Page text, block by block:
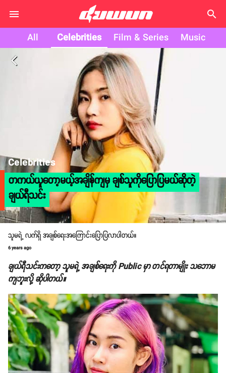
search
All Celebrities Film & Series Music
arrow_back_ios
Celebrities
တကယ်ယူတော့မယ့်အချိန်ကျမှ ချစ်သူကိုပြောပြမယ်ဆိုတဲ့
ချယ်ရီသင်း
သူမရဲ့ လက်ရှိ အချစ်ရေးအကြောင်းပြောပြလာပါတယ်။
6 years ago
ချယ်ရီသင်းကတော့ သူမရဲ့ အချစ်ရေးကို Public မှာ တင်ရတာမျိုး သဘောမ
ကျဘူးလို့ ဆိုပါတယ်။